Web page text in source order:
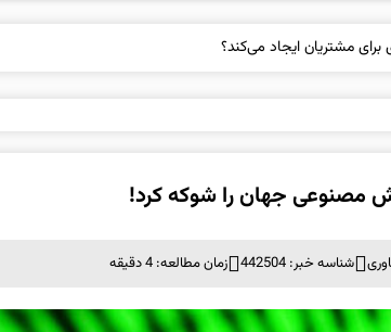
شناسه خبر: 442504 زمان مطالعه: 4 دقیقه